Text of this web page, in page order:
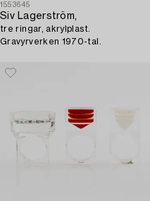
1553645
Siv Lagerström,
tre ringar, akrylplast.
Gravyrverken 1970-tal.